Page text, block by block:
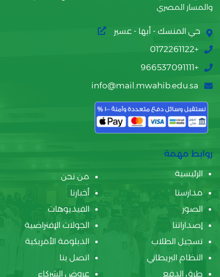
والمسار المصري
حي المنسك - أبها - عسير
+0172261122
+966537091111
info@mail.mwahib.edu.sa
روابط مهمة
الرئيسية
من نحن
مدارسنا
أخبارنا
الصور
الفيديوهات
إصداراتنا
الجولات الإفتراضية
تسجيل الطلاب
الدبلومة الأمريكية
النظام البريطاني
اتصل بنا
طرق الدفع
عروض الشركاء